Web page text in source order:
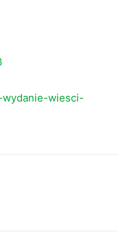
wydanie-wiesci-